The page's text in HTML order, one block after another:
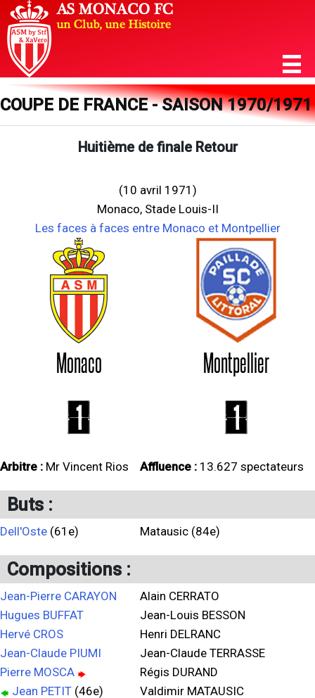
COUPE DE FRANCE - SAISON 1970/1971
Huitième de finale Retour
(10 avril 1971)
Monaco, Stade Louis-II
Les faces à faces entre Monaco et Montpellier
Monaco Montpellier
1 1
Arbitre : Mr Vincent Rios Affluence : 13.627 spectateurs
Buts :
Dell'Oste (61e) Matausic (84e)
Compositions :
Jean-Pierre CARAYON
Hugues BUFFAT
Hervé CROS
Jean-Claude PIUMI
Pierre MOSCA
Jean PETIT (46e)
Alain CERRATO
Jean-Louis BESSON
Henri DELRANC
Jean-Claude TERRASSE
Régis DURAND
Valdimir MATAUSIC